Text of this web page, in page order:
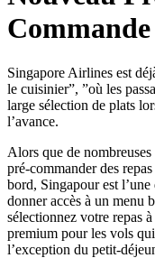
Singapore Airlines est
le cuisinier”, ”où les
large sélection de plats
l’avance.
Alors que de
pré-commander des
bord, Singapour est l’une
donner accès à un menu
sélectionnez votre repas
premium pour les vols
l’exception du petit-